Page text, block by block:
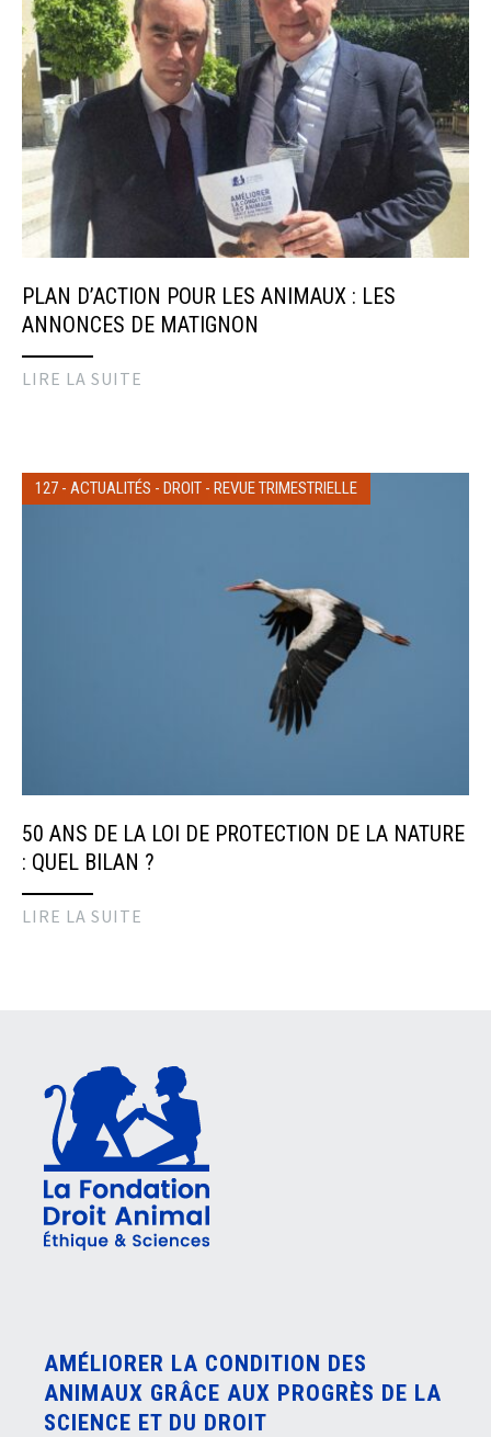
PLAN D’ACTION POUR LES ANIMAUX : LES
ANNONCES DE MATIGNON
LIRE LA SUITE
127 - ACTUALITÉS - DROIT - REVUE TRIMESTRIELLE
50 ANS DE LA LOI DE PROTECTION DE LA NATURE
: QUEL BILAN ?
LIRE LA SUITE
AMÉLIORER LA CONDITION DES
ANIMAUX GRÂCE AUX PROGRÈS DE LA
SCIENCE ET DU DROIT